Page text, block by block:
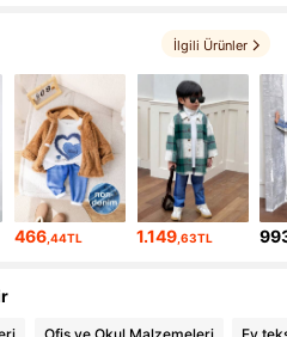
İlgili Ürünler
466,44TL 1.149 ,63TL